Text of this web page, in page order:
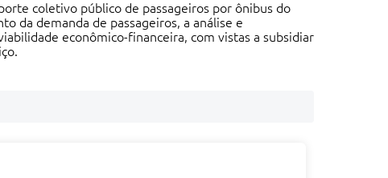
coletivo público de passageiros por ônibus do
da demanda de passageiros, a análise e
econômico-financeira, com vistas a subsidiar